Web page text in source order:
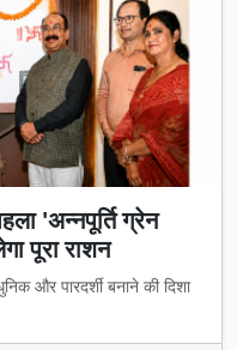
'अन्नपूर्ति ग्रेन
पूरा राशन
और पारदर्शी बनाने की दिशा